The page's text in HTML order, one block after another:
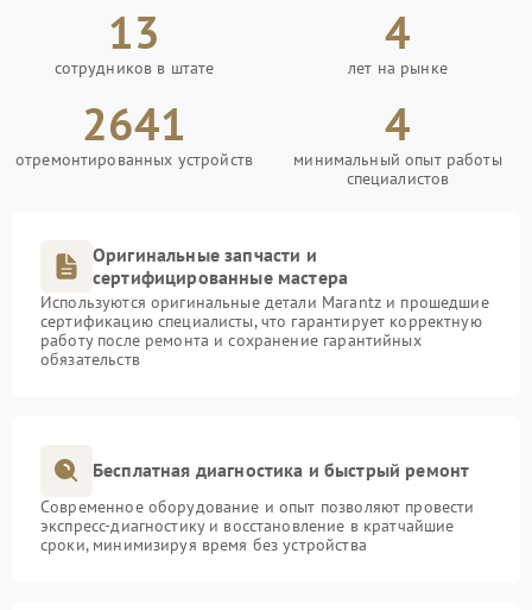
13
сотрудников в штате
4
лет на рынке
2641
отремонтированных устройств
4
минимальный опыт работы
специалистов
Оригинальные запчасти и
сертифицированные мастера
Используются оригинальные детали Marantz и прошедшие
сертификацию специалисты, что гарантирует корректную
работу после ремонта и сохранение гарантийных
обязательств
Бесплатная диагностика и быстрый ремонт
Современное оборудование и опыт позволяют провести
экспресс-диагностику и восстановление в кратчайшие
сроки, минимизируя время без устройства